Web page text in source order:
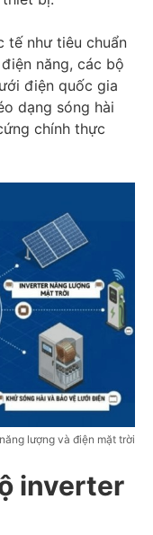
tế như tiêu chuẩn
năng, các bộ
điện quốc gia
dạng sóng hài
chính thực
lượng và điện mặt trời
inverter